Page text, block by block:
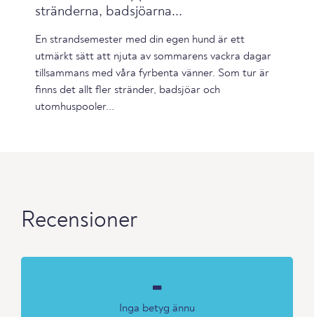
stränderna, badsjöarna...
En strandsemester med din egen hund är ett
utmärkt sätt att njuta av sommarens vackra dagar
tillsammans med våra fyrbenta vänner. Som tur är
finns det allt fler stränder, badsjöar och
utomhuspooler...
Recensioner
-
Inga betyg ännu